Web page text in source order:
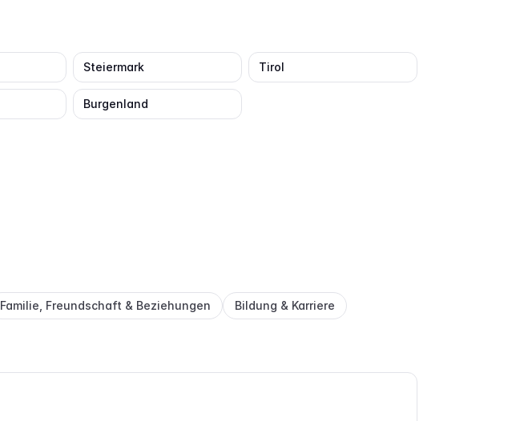
Steiermark Tirol
Burgenland
Familie, Freundschaft & Beziehungen
Bildung & Karriere